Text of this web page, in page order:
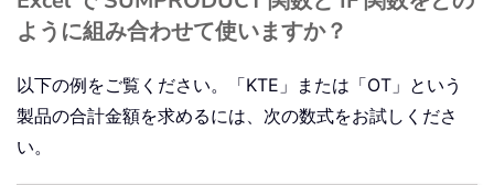
ように組み合わせて使いますか？
以下の例をご覧ください。「KTE」または「OT」という
製品の合計金額を求めるには、次の数式をお試しくださ
い。